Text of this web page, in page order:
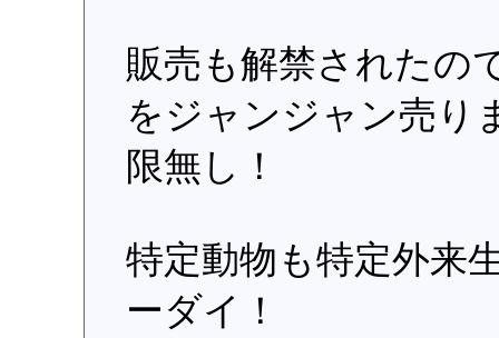
販売も解禁されたの
をジャンジャン売り
限無し！
特定動物も特定外来
ーダイ！